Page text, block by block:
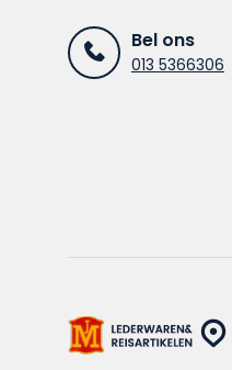
Bel ons
013 5366306